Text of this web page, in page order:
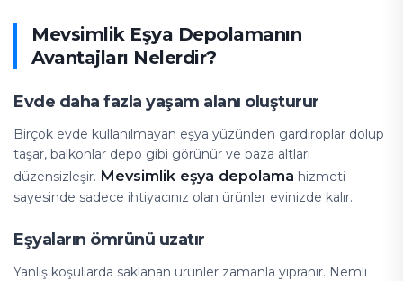
Mevsimlik Eşya Depolamanın
Avantajları Nelerdir?
Evde daha fazla yaşam alanı oluşturur
Birçok evde kullanılmayan eşya yüzünden gardıroplar dolup
taşar, balkonlar depo gibi görünür ve baza altları
düzensizleşir. Mevsimlik eşya depolama hizmeti
sayesinde sadece ihtiyacınız olan ürünler evinizde kalır.
Eşyaların ömrünü uzatır
Yanlış koşullarda saklanan ürünler zamanla yıpranır. Nemli